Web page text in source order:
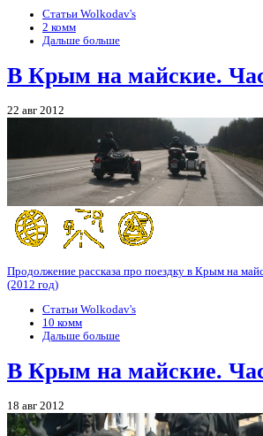
Статьи Wolkodav's
2 комм
Дальше больше
В Крым на майские.
22 авг 2012
Продолжение рассказа про поездку в Крым на
(2012 год)
Статьи Wolkodav's
10 комм
Дальше больше
В Крым на майские.
18 авг 2012